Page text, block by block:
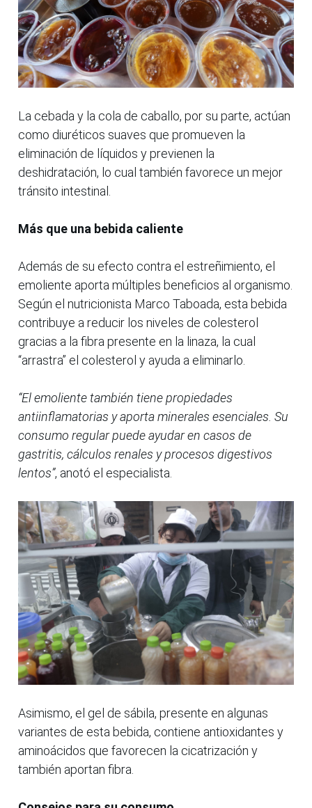
La cebada y la cola de caballo, por su parte, actúan
como diuréticos suaves que promueven la
eliminación de líquidos y previenen la
deshidratación, lo cual también favorece un mejor
tránsito intestinal.
Más que una bebida caliente
Además de su efecto contra el estreñimiento, el
emoliente aporta múltiples beneficios al organismo.
Según el nutricionista Marco Taboada, esta bebida
contribuye a reducir los niveles de colesterol
gracias a la fibra presente en la linaza, la cual
“arrastra” el colesterol y ayuda a eliminarlo.
“El emoliente también tiene propiedades
antiinflamatorias y aporta minerales esenciales. Su
consumo regular puede ayudar en casos de
gastritis, cálculos renales y procesos digestivos
lentos”, anotó el especialista.
Asimismo, el gel de sábila, presente en algunas
variantes de esta bebida, contiene antioxidantes y
aminoácidos que favorecen la cicatrización y
también aportan fibra.